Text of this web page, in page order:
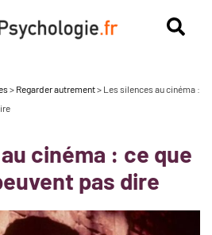
> Regarder autrement> Les silences au cinéma :
cinéma : ce que
pas dire